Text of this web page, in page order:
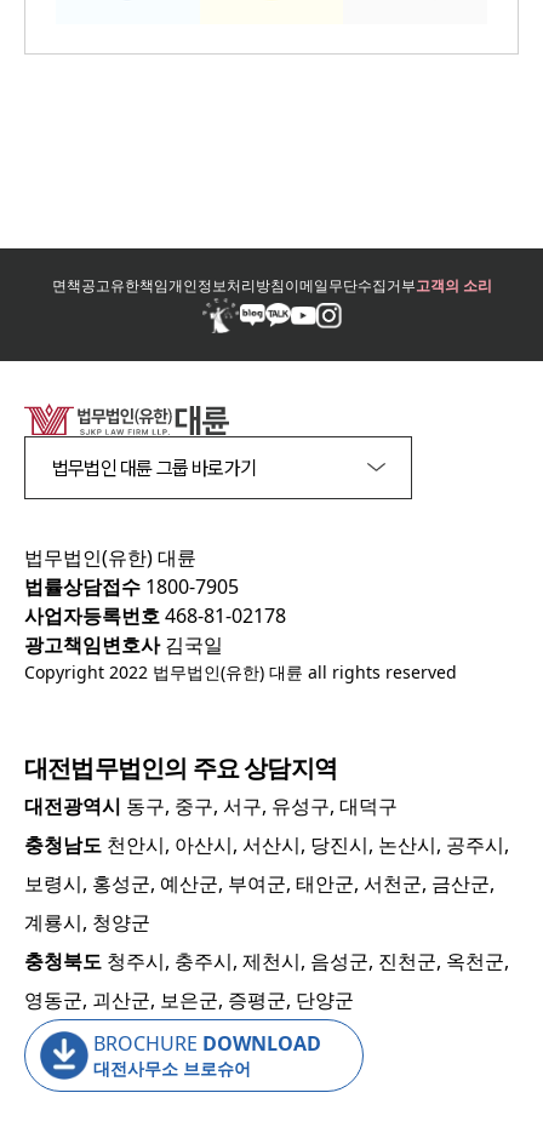
면책공고유한책임개인정보처리방침이메일무단수집거부고객의 소리
법무법인 대륜 그룹 바로가기
법무법인(유한) 대륜
법률상담접수 1800-7905
사업자등록번호468-81-02178
광고책임변호사김국일
Copyright 2022 법무법인(유한) 대륜 all rights reserved
대전법무법인의 주요 상담지역
대전광역시 동구, 중구, 서구, 유성구, 대덕구
충청남도 천안시, 아산시, 서산시, 당진시, 논산시, 공주시,
보령시, 홍성군, 예산군, 부여군, 태안군, 서천군, 금산군,
계룡시, 청양군
충청북도 청주시, 충주시, 제천시, 음성군, 진천군, 옥천군,
영동군, 괴산군, 보은군, 증평군, 단양군
BROCHURE DOWNLOAD
대전사무소 브로슈어